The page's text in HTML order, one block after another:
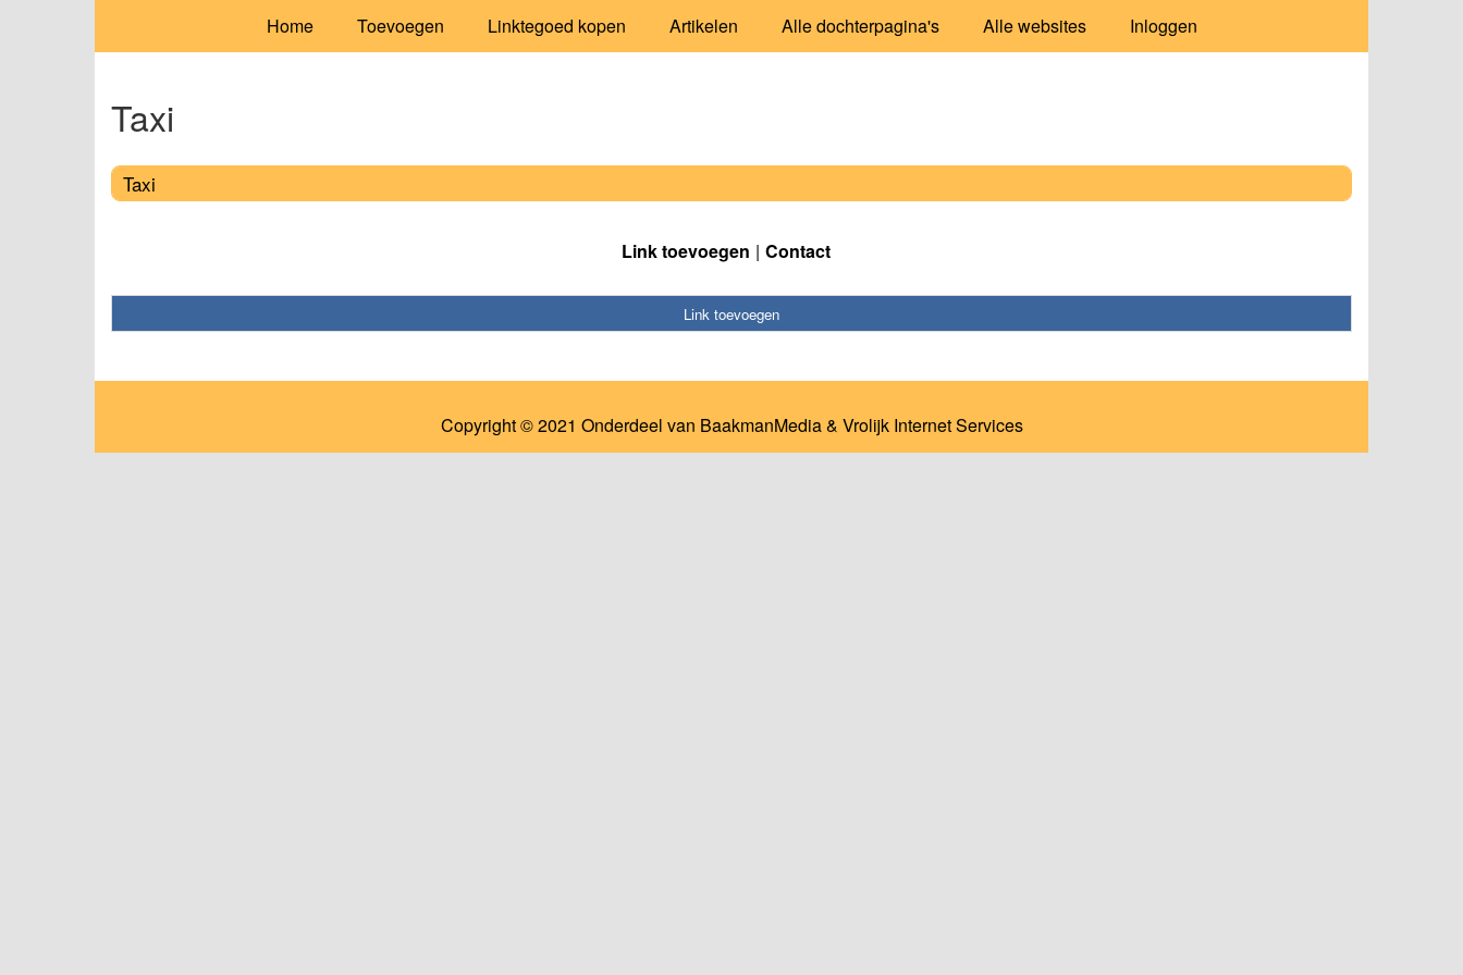
Home Toevoegen Linktegoed kopen Artikelen Alle dochterpagina's Alle websites Inloggen
Taxi
Taxi
Link toevoegen Contact
Link toevoegen
Copyright © 2021 Onderdeel van BaakmanMedia& Vrolijk Internet Services